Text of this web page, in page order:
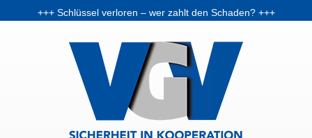
+++ Schlüssel verloren – wer zahlt den Schaden? +++